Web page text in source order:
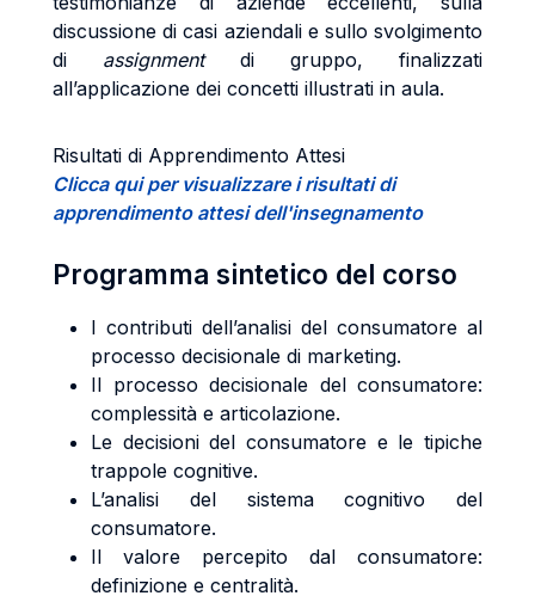
discussione di casi aziendali e sullo svolgimento
di assignment di gruppo, finalizzati
all’applicazione dei concetti illustrati in aula.
Risultati di Apprendimento Attesi
Clicca qui per visualizzare i risultati di
apprendimento attesi dell'insegnamento
Programma sintetico del corso
I contributi dell’analisi del consumatore al
processo decisionale di marketing.
Il processo decisionale del consumatore:
complessità e articolazione.
Le decisioni del consumatore e le tipiche
trappole cognitive.
L’analisi del sistema cognitivo del
consumatore.
Il valore percepito dal consumatore:
definizione e centralità.